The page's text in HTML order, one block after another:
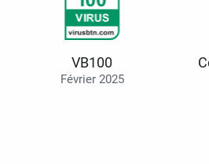
VB100
Février 2025